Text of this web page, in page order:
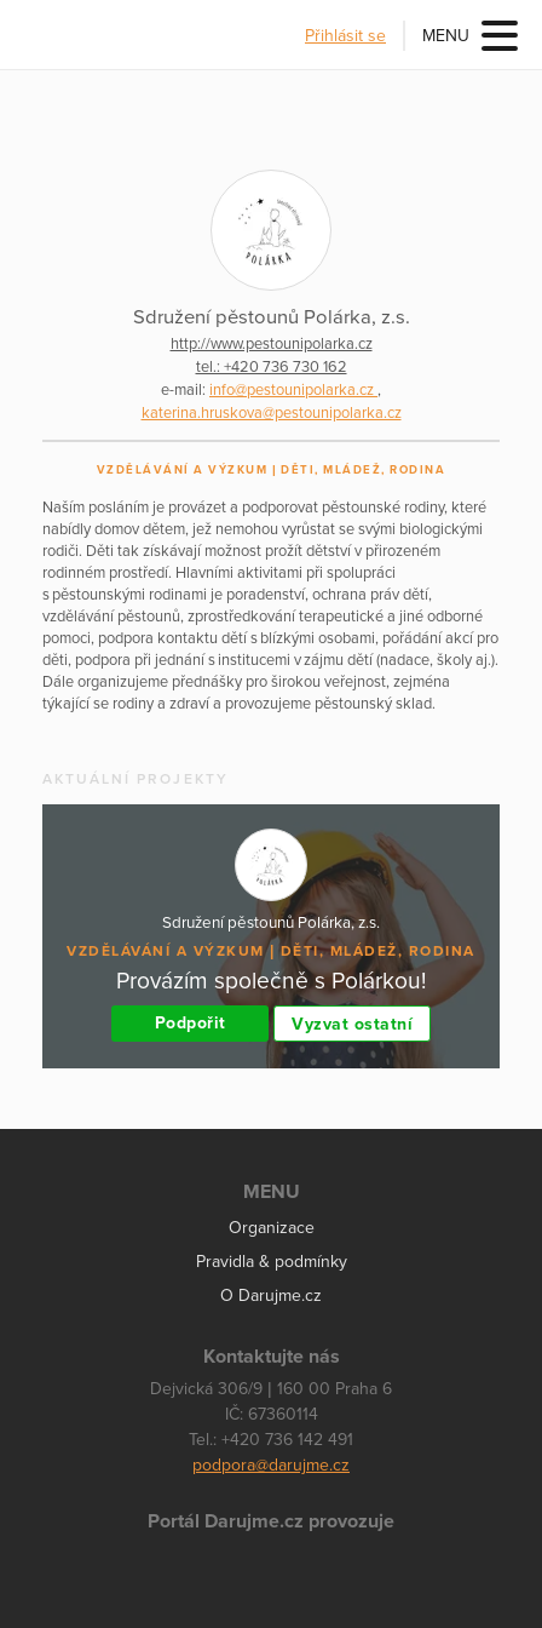
Přihlásit se MENU
Sdružení pěstounů Polárka, z.s.
http://www.pestounipolarka.cz
tel.: +420 736 730 162
e-mail: info@pestounipolarka.cz ,
katerina.hruskova@pestounipolarka.cz
VZDĚLÁVÁNÍ A VÝZKUM DĚTI, MLÁDEŽ, RODINA
Naším posláním je provázet a podporovat pěstounské rodiny, které
nabídly domov dětem, jež nemohou vyrůstat se svými biologickými
rodiči. Děti tak získávají možnost prožít dětství v přirozeném
rodinném prostředí. Hlavními aktivitami při spolupráci
s pěstounskými rodinami je poradenství, ochrana práv dětí,
vzdělávání pěstounů, zprostředkování terapeutické a jiné odborné
pomoci, podpora kontaktu dětí s blízkými osobami, pořádání akcí pro
děti, podpora při jednání s institucemi v zájmu dětí (nadace, školy aj.).
Dále organizujeme přednášky pro širokou veřejnost, zejména
týkající se rodiny a zdraví a provozujeme pěstounský sklad.
AKTUÁLNÍ PROJEKTY
Sdružení pěstounů Polárka, z.s.
VZDĚLÁVÁNÍ A VÝZKUM DĚTI, MLÁDEŽ, RODINA
Provázím společně s Polárkou!
Podpořit Vyzvat ostatní
MENU
Organizace
Pravidla & podmínky
O Darujme.cz
Kontaktujte nás
Dejvická 306/9 | 160 00 Praha 6
IČ: 67360114
Tel.: +420 736 142 491
podpora@darujme.cz
Portál Darujme.cz provozuje